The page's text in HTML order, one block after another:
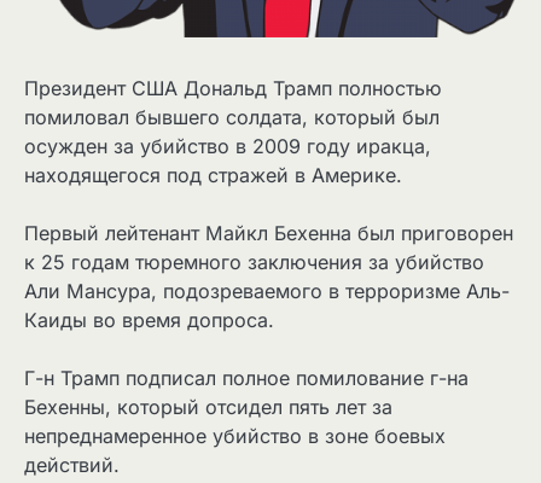
Президент США Дональд Трамп полностью
помиловал бывшего солдата, который был
осужден за убийство в 2009 году иракца,
находящегося под стражей в Америке.
Первый лейтенант Майкл Бехенна был приговорен
к 25 годам тюремного заключения за убийство
Али Мансура, подозреваемого в терроризме Аль-
Каиды во время допроса.
Г-н Трамп подписал полное помилование г-на
Бехенны, который отсидел пять лет за
непреднамеренное убийство в зоне боевых
действий.